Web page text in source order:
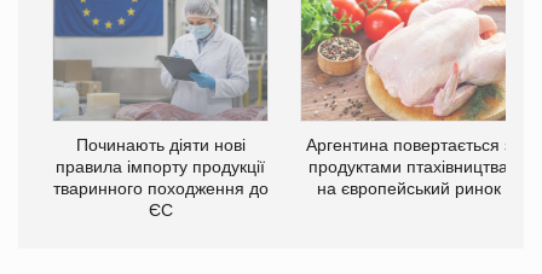
Починають діяти нові
правила імпорту продукції
тваринного походження до
ЄС
Аргентина повертається з
продуктами птахівництва
на європейський ринок